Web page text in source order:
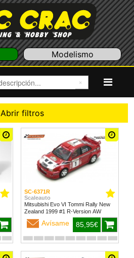
Modelismo
Abrir filtros
SC-6371R
Scaleauto
Mitsubishi Evo VI Tommi Rally New
Zealand 1999 #1 R-Version AW
Avísame 85,95€